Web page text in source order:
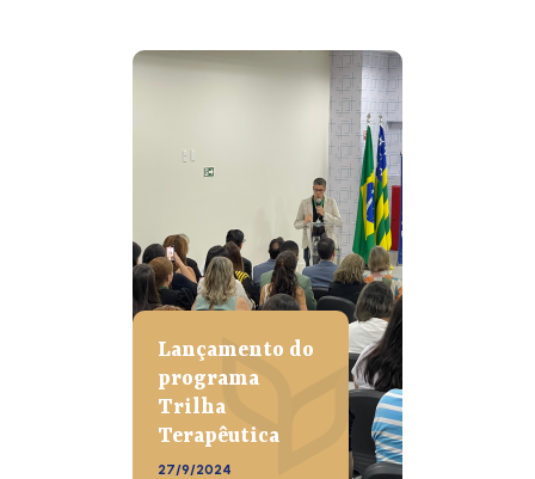
Lançamento do
programa
Trilha
Terapêutica
27/9/2024